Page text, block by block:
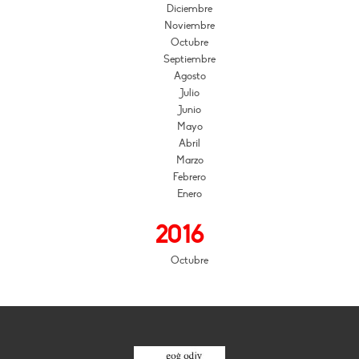
Diciembre
Noviembre
Octubre
Septiembre
Agosto
Julio
Junio
Mayo
Abril
Marzo
Febrero
Enero
2016
Octubre